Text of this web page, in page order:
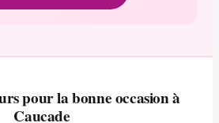
pour la bonne occasion à
Caucade